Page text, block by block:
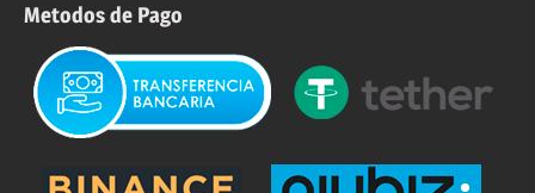
Metodos de Pago